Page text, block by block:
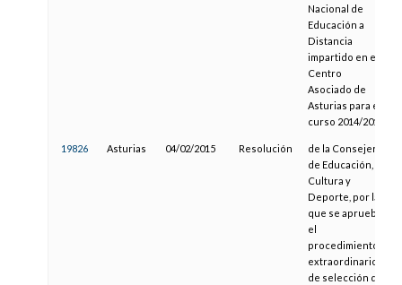
Nacional de
Educación a
Distancia
impartido en el
Centro
Asociado de
Asturias para el
curso 2014/2015
19826 Asturias 04/02/2015 Resolución
de la Consejería
de Educación,
Cultura y
Deporte, por la
que se aprueba
el
procedimiento
extraordinario
de selección de